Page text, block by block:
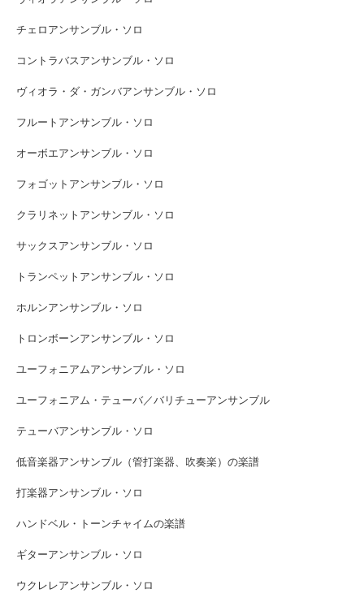
チェロアンサンブル・ソロ
コントラバスアンサンブル・ソロ
ヴィオラ・ダ・ガンバアンサンブル・ソロ
フルートアンサンブル・ソロ
オーボエアンサンブル・ソロ
フォゴットアンサンブル・ソロ
クラリネットアンサンブル・ソロ
サックスアンサンブル・ソロ
トランペットアンサンブル・ソロ
ホルンアンサンブル・ソロ
トロンボーンアンサンブル・ソロ
ユーフォニアムアンサンブル・ソロ
ユーフォニアム・テューバ／バリチューアンサンブル
テューバアンサンブル・ソロ
低音楽器アンサンブル（管打楽器、吹奏楽）の楽譜
打楽器アンサンブル・ソロ
ハンドベル・トーンチャイムの楽譜
ギターアンサンブル・ソロ
ウクレレアンサンブル・ソロ